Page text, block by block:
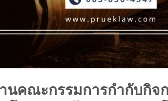
นคณะกรรมการกำกับกิจก